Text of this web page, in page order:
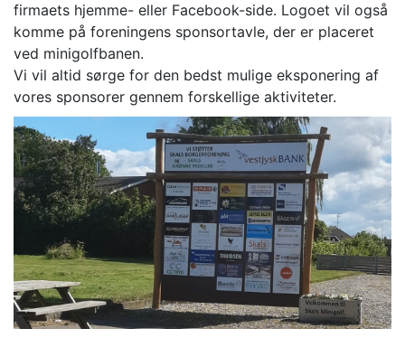
firmaets hjemme- eller Facebook-side. Logoet vil også
komme på foreningens sponsortavle, der er placeret
ved minigolfbanen.
Vi vil altid sørge for den bedst mulige eksponering af
vores sponsorer gennem forskellige aktiviteter.